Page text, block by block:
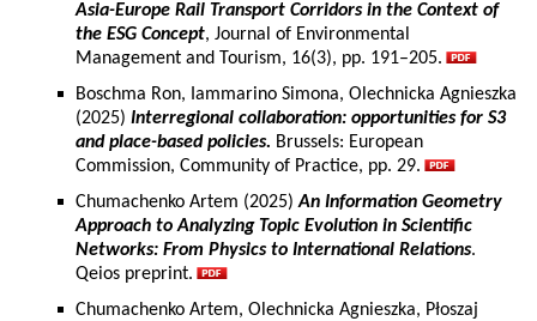
Asia-Europe Rail Transport Corridors in the Context of
the ESG Concept, Journal of Environmental
Management and Tourism, 16(3), pp. 191–205.
Boschma Ron, Iammarino Simona, Olechnicka Agnieszka
(2025) Interregional collaboration: opportunities for S3
and place-based policies. Brussels: European
Commission, Community of Practice, pp. 29.
Chumachenko Artem (2025)An Information Geometry
Approach to Analyzing Topic Evolution in Scientific
Networks: From Physics to International Relations.
Qeios preprint.
Chumachenko Artem, Olechnicka Agnieszka, Płoszaj